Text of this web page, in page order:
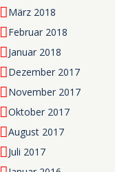
März 2018
Februar 2018
Januar 2018
Dezember 2017
November 2017
Oktober 2017
August 2017
Juli 2017